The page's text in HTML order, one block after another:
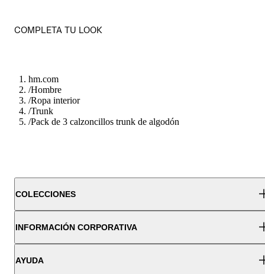
COMPLETA TU LOOK
hm.com
/Hombre
/Ropa interior
/Trunk
/Pack de 3 calzoncillos trunk de algodón
COLECCIONES
INFORMACIÓN CORPORATIVA
AYUDA